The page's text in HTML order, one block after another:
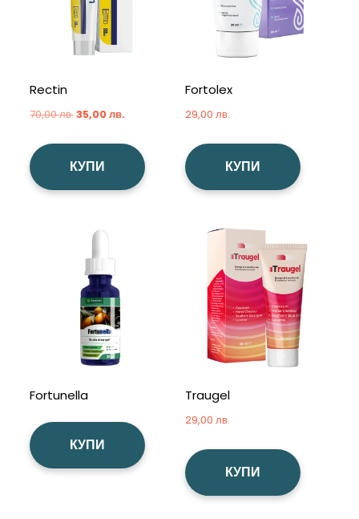
Rectin
70,00лв.Original
was:
35,00лв.
35,00 лв..
КУПИ
Fortolex
29,00лв.
КУПИ
Fortunella
КУПИ
Traugel
29,00лв.
КУПИ